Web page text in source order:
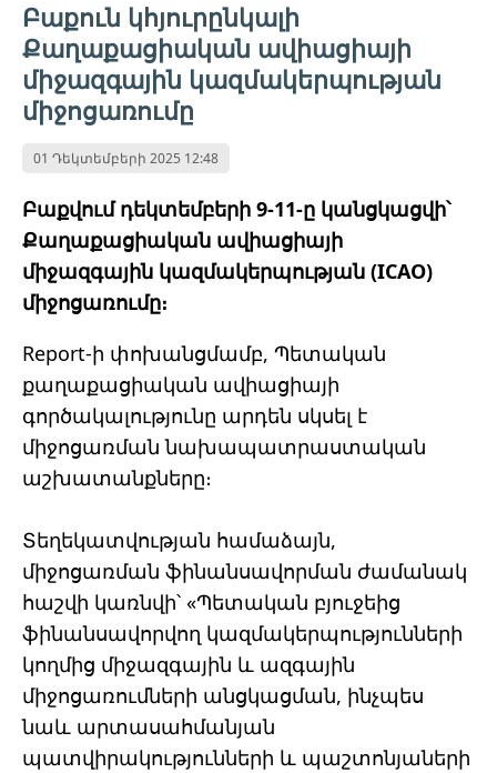
Բաքուն կհյուրընկալի
Քաղաքացիական ավիացիայի
միջազգային կազմակերպության
միջոցառումը
01 Դեկտեմբերի 2025 12:48
Բաքվում դեկտեմբերի 9-11-ը կանցկացվի՝
Քաղաքացիական ավիացիայի
միջազգային կազմակերպության (ICAO)
միջոցառումը։
Report-ի փոխանցմամբ, Պետական ​​
քաղաքացիական ավիացիայի
գործակալությունը արդեն սկսել է
միջոցառման նախապատրաստական ​​
աշխատանքները։
Տեղեկատվության համաձայն,
միջոցառման ֆինանսավորման ժամանակ
հաշվի կառնվի՝ «Պետական ​​բյուջեից
ֆինանսավորվող կազմակերպությունների
կողմից միջազգային և ազգային
միջոցառումների անցկացման, ինչպես
նաև արտասահմանյան
պատվիրակությունների և պաշտոնյաների